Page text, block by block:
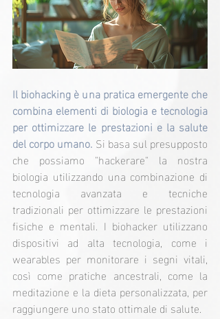
Il biohacking è una pratica emergente che
combina elementi di biologia e tecnologia
per ottimizzare le prestazioni e la salute
del corpo umano. Si basa sul presupposto
che possiamo "hackerare" la nostra
biologia utilizzando una combinazione di
tecnologia avanzata e tecniche
tradizionali per ottimizzare le prestazioni
fisiche e mentali. I biohacker utilizzano
dispositivi ad alta tecnologia, come i
wearables per monitorare i segni vitali,
così come pratiche ancestrali, come la
meditazione e la dieta personalizzata, per
raggiungere uno stato ottimale di salute.